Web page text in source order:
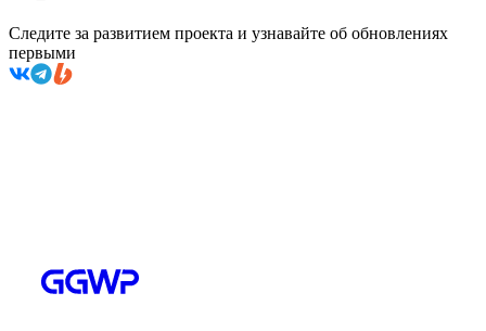
Следите за развитием проекта и узнавайте об обновлениях
первыми